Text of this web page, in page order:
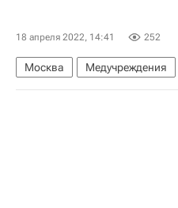
18 апреля 2022, 14:41 252
Москва Медучреждения
Социальная инфраструктура